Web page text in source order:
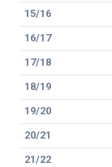
15/16
16/17
17/18
18/19
19/20
20/21
21/22